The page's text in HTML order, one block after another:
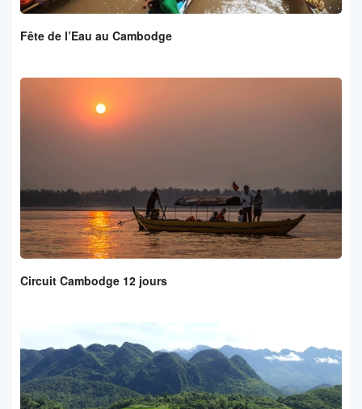
Fête de l’Eau au Cambodge
Circuit Cambodge 12 jours